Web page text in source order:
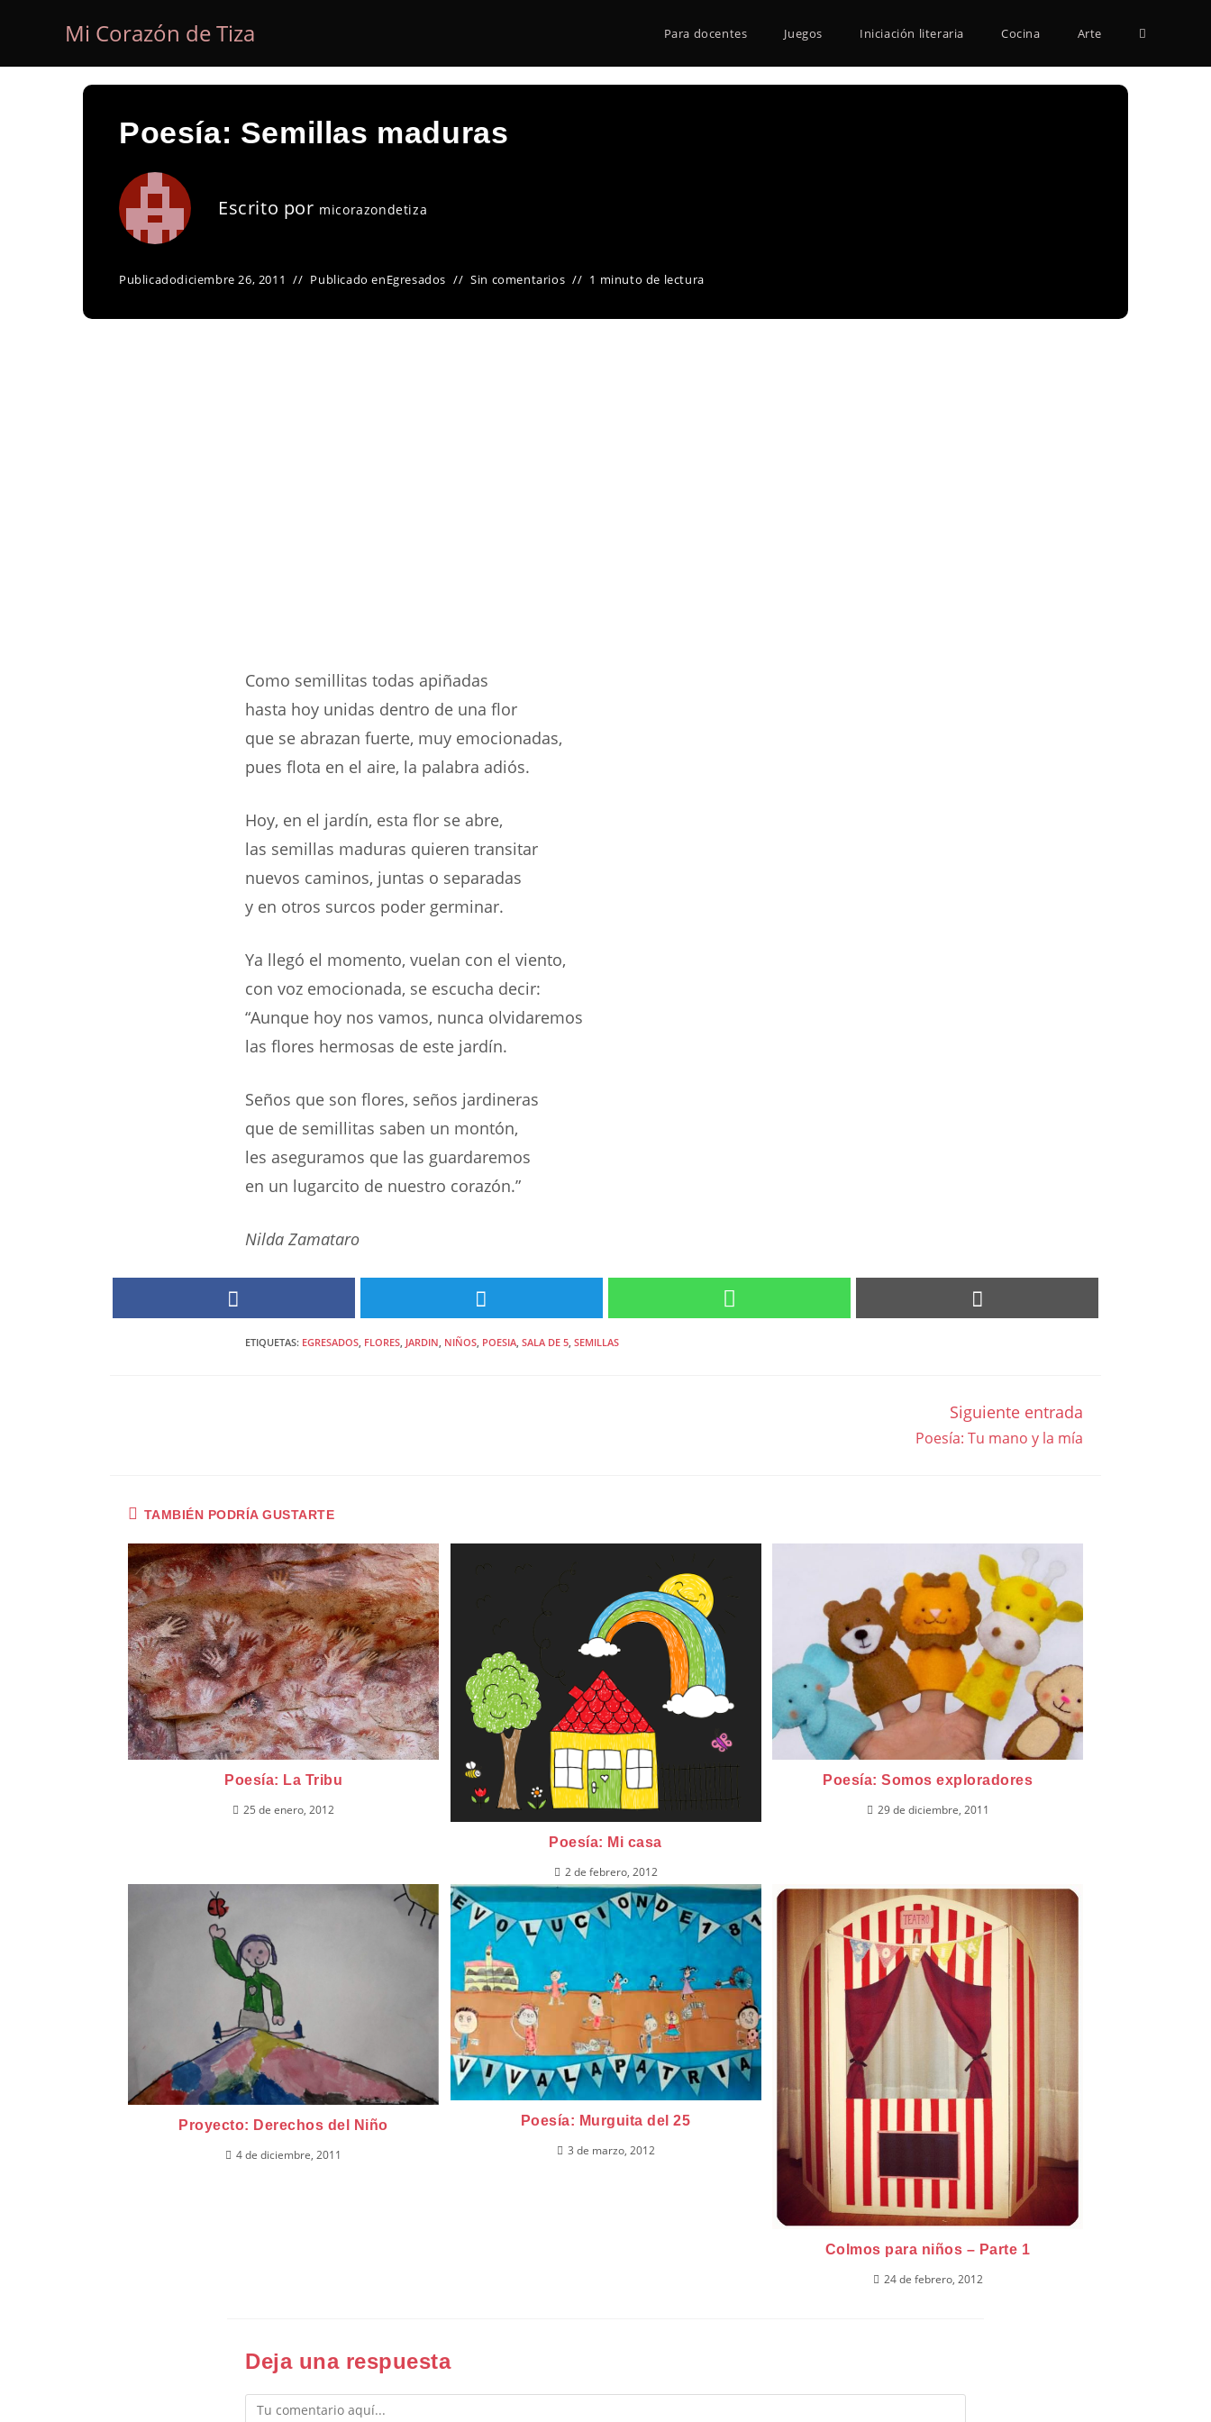
Mi Corazón de Tiza Para docentes Juegos Iniciación literaria Cocina Arte Alternar
Poesía: Semillas maduras
Escrito por micorazondetiza
Publicadodiciembre 26, 2011 Publicado enEgresados Sin comentarios 1 minuto de lectura
Como semillitas todas apiñadas
hasta hoy unidas dentro de una flor
que se abrazan fuerte, muy emocionadas,
pues flota en el aire, la palabra adiós.
Hoy, en el jardín, esta flor se abre,
las semillas maduras quieren transitar
nuevos caminos, juntas o separadas
y en otros surcos poder germinar.
Ya llegó el momento, vuelan con el viento,
con voz emocionada, se escucha decir:
“Aunque hoy nos vamos, nunca olvidaremos
las flores hermosas de este jardín.
Seños que son flores, seños jardineras
que de semillitas saben un montón,
les aseguramos que las guardaremos
en un lugarcito de nuestro corazón.”
Nilda Zamataro
ETIQUETAS: EGRESADOS FLORES JARDIN NIÑOS POESIA SALA DE 5 SEMILLAS
Siguiente entrada
Poesía: Tu mano y la mía
TAMBIÉN PODRÍA GUSTARTE
Poesía: La Tribu
25 de enero, 2012
Poesía: Mi casa
2 de febrero, 2012
Poesía: Somos exploradores
29 de diciembre, 2011
Proyecto: Derechos del Niño
4 de diciembre, 2011
Poesía: Murguita del 25
3 de marzo, 2012
Colmos para niños – Parte 1
24 de febrero, 2012
Deja una respuesta
Comentario